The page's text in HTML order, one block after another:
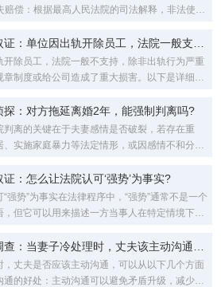
赔偿：根据最高人民法院的司法解释，非法使被
开除员工，法院一般不支持，除非出轨行为严重
章制度或给公司造成了重大损害。以下是详细解
探：对方拖延离婚2年，能强制判离吗?
判离的关键在于夫妻感情是否破裂，若存在重
、实施家庭暴力等法定情形，或因感情不和分居
：怎么让法院认可‘强势’为事实?
强势”为事实在法律程序中，“强势”通常不是一个
，但它可以用来描述一方当事人在特定情境下的
，丈夫是否应该主动沟通，可以从以下几个方面
通的好处：主动沟通可以避免矛盾升级，减少误